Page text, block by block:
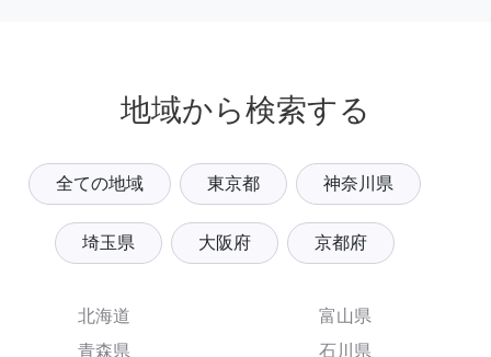
地域から検索する
全ての地域 東京都 神奈川県
埼玉県 大阪府 京都府
北海道
青森県
富山県
石川県